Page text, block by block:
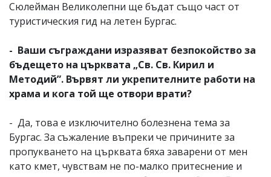
Сюлейман Великолепни ще бъдат също част от
туристическия гид на летен Бургас.
- Ваши съграждани изразяват безпокойство за
бъдещето на църквата „Св. Св. Кирил и
Методий”. Вървят ли укрепителните работи на
храма и кога той ще отвори врати?
- Да, това е изключително болезнена тема за
Бургас. За съжаление въпреки че причините за
пропукването на църквата бяха заварени от мен
като кмет, чувствам не по-малко притеснение и